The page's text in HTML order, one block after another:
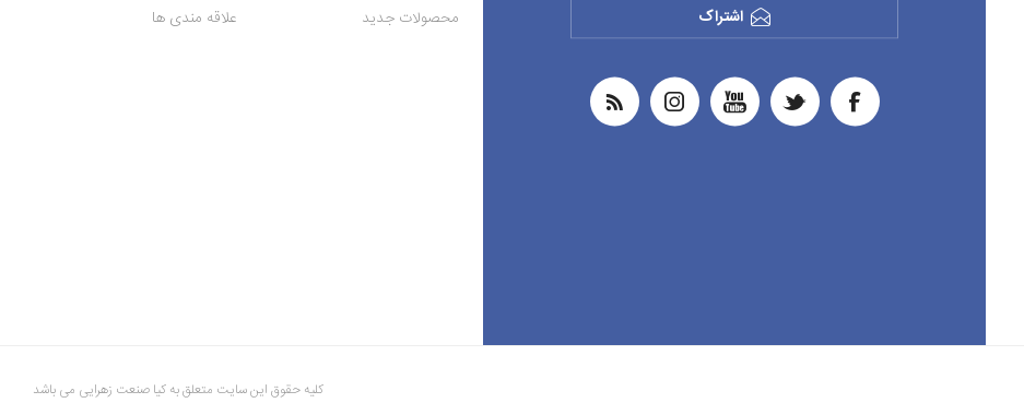
اشتراک
محصولات جدید
علاقه مندی ها
کلیه حقوق این سایت متعلق به کیا صنعت زهرایی می باشد